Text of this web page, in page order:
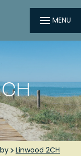
MENU
Linwood 2CH